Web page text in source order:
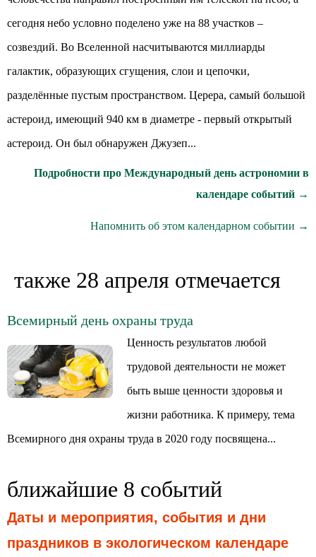
сегодня небо условно поделено уже на 88 участков –
созвездий. Во Вселенной насчитываются миллиарды
галактик, образующих сгущения, слои и цепочки,
разделённые пустым пространством. Церера, самый большой
астероид, имеющий 940 км в диаметре - первый открытый
астероид. Он был обнаружен Джузеп...
Подробности про Международный день астрономии в
календаре событий →
Напомнить об этом календарном событии →
также 28 апреля отмечается
Всемирный день охраны труда
Ценность результатов любой
трудовой деятельности не может
быть выше ценности здоровья и
жизни работника. К примеру, тема
Всемирного дня охраны труда в 2020 году посвящена...
ближайшие 8 событий
Даты и мероприятия, события и дни
праздников в экологическом календаре